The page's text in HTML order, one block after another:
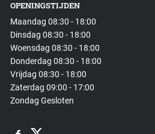
OPENINGSTIJDEN
Maandag 08:30 - 18:00
Dinsdag 08:30 - 18:00
Woensdag 08:30 - 18:00
Donderdag 08:30 - 18:00
Vrijdag 08:30 - 18:00
Zaterdag 09:00 - 17:00
Zondag Gesloten